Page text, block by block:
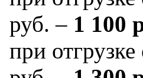
руб. – 1 100
при